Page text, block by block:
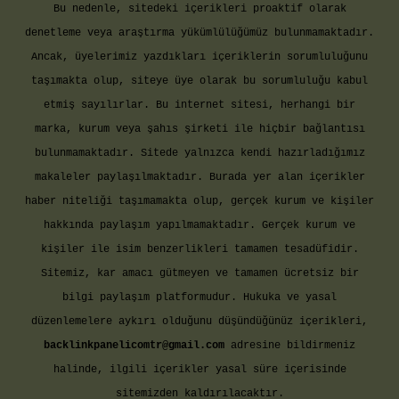
Bu nedenle, sitedeki içerikleri proaktif olarak
denetleme veya araştırma yükümlülüğümüz bulunmamaktadır.
Ancak, üyelerimiz yazdıkları içeriklerin sorumluluğunu
taşımakta olup, siteye üye olarak bu sorumluluğu kabul
etmiş sayılırlar. Bu internet sitesi, herhangi bir
marka, kurum veya şahıs şirketi ile hiçbir bağlantısı
bulunmamaktadır. Sitede yalnızca kendi hazırladığımız
makaleler paylaşılmaktadır. Burada yer alan içerikler
haber niteliği taşımamakta olup, gerçek kurum ve kişiler
hakkında paylaşım yapılmamaktadır. Gerçek kurum ve
kişiler ile isim benzerlikleri tamamen tesadüfidir.
Sitemiz, kar amacı gütmeyen ve tamamen ücretsiz bir
bilgi paylaşım platformudur. Hukuka ve yasal
düzenlemelere aykırı olduğunu düşündüğünüz içerikleri,
backlinkpanelicomtr@gmail.com adresine bildirmeniz
halinde, ilgili içerikler yasal süre içerisinde
sitemizden kaldırılacaktır.